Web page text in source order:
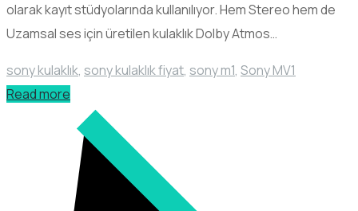
olarak kayıt stüdyolarında kullanılıyor. Hem Stereo hem de
Uzamsal ses için üretilen kulaklık Dolby Atmos…
sony kulaklık, sony kulaklık fiyat, sony m1, Sony MV1
Read more